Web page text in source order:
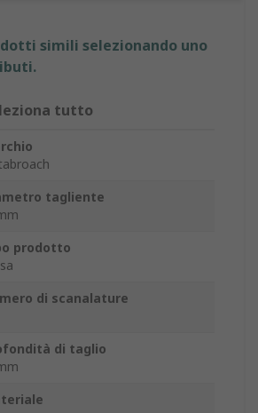
simili selezionando uno
tutto
tagliente
prodotto
di scanalature
di taglio